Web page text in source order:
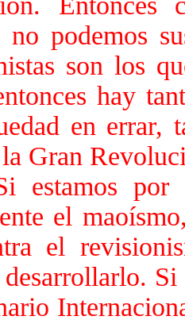
no podemos
son los
hay
en errar,
la Gran
estamos por
el
el
desarrollarlo.